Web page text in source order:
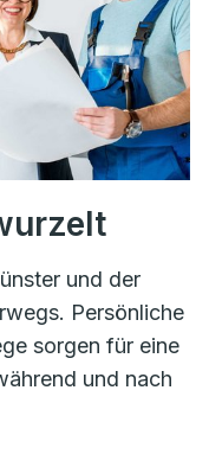
und der
Persönliche
sorgen für eine
und nach